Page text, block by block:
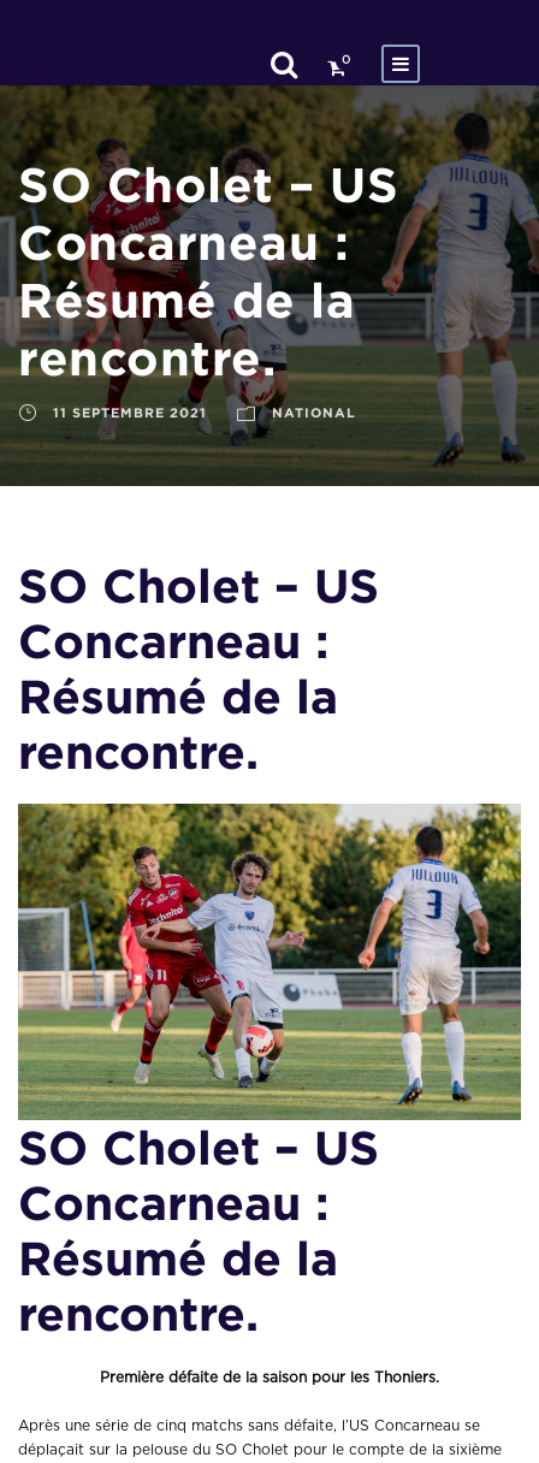
0
SO Cholet – US
Concarneau :
Résumé de la
rencontre.
11 SEPTEMBRE 2021 NATIONAL
SO Cholet – US
Concarneau :
Résumé de la
rencontre.
SO Cholet – US
Concarneau :
Résumé de la
rencontre.
Première défaite de la saison pour les Thoniers.
Après une série de cinq matchs sans défaite, l’US Concarneau se
déplaçait sur la pelouse du SO Cholet pour le compte de la sixième